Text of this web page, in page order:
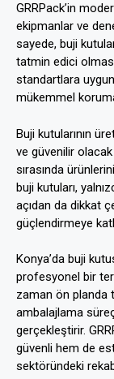
GRRPack’in
ekipmanlar ve
sayede, buji
tatmin edici
standartlara
mükemmel
Buji kutularının
ve güvenilir
sırasında
buji kutuları,
açıdan da dikkat
güçlendirmeye
Konya’da buji
profesyonel bir
zaman ön planda
ambalajlama
gerçekleştirir.
güvenli hem de
sektöründeki